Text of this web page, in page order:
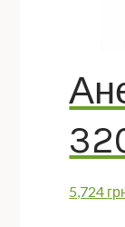
5,724